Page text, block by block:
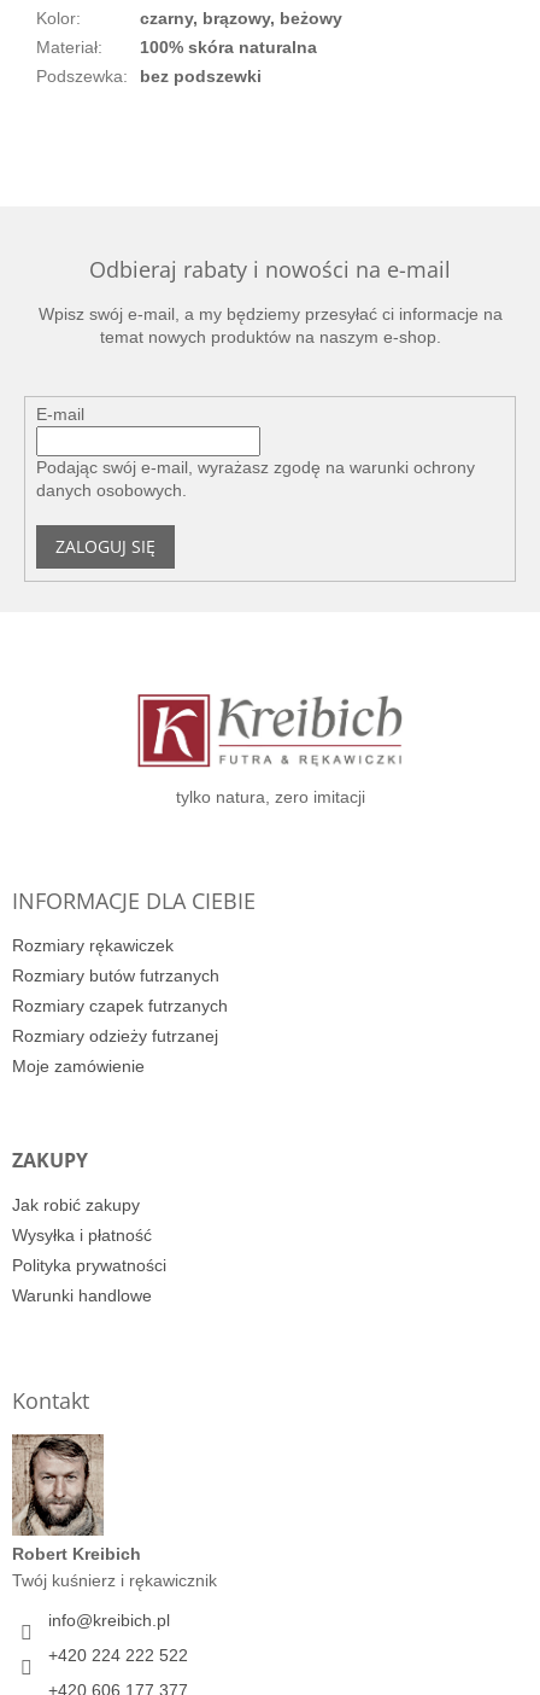
Kolor:
czarny, brązowy, beżowy
Materiał:
100% skóra naturalna
Podszewka: bez podszewki
Odbieraj rabaty i nowości na e-mail
Wpisz swój e-mail, a my będziemy przesyłać ci informacje na
temat nowych produktów na naszym e-shop.
E-mail
Podając swój e-mail, wyrażasz zgodę na warunki ochrony
danych osobowych
ZALOGUJ SIĘ
tylko natura, zero imitacji
INFORMACJE DLA CIEBIE
Rozmiary rękawiczek
Rozmiary butów futrzanych
Rozmiary czapek futrzanych
Rozmiary odzieży futrzanej
Moje zamówienie
ZAKUPY
Jak robić zakupy
Wysyłka i płatność
Polityka prywatności
Warunki handlowe
Kontakt
Robert Kreibich
Twój kuśnierz i rękawicznik
info@kreibich.pl
+420 224 222 522
+420 606 177 377